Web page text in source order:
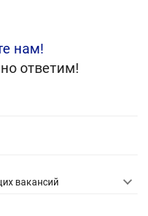
нам!
ответим!
вакансий